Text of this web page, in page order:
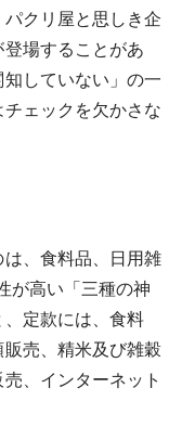
クリ屋と思しき企
場することがあ
していない」の一
ェックを欠かさな
、食料品、日用雑
が高い「三種の神
定款には、食料
売、精米及び雑穀
、インターネット